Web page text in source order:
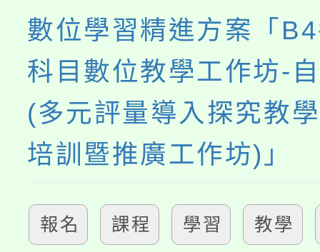
數位學習精進方案「
科目數位教學工作坊-
(多元評量導入探究教
培訓暨推廣工作坊)」
報名 課程 學習 教學